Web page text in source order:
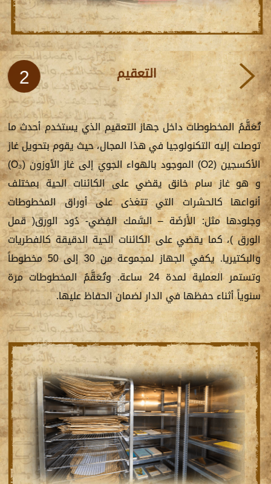
2 التعقيم
تُعَقَّمُ المخطوطات داخل جهاز التعقيم الذي يستخدم أحدث ما
توصلت إليه التكنولوجيا في هذا المجال، حيث يقوم بتحويل غاز
الأكسجين (O2) الموجود بالهواء الجوي إلى غاز الأوزون (O₃)
و هو غاز سام خانق يقضي على الكائنات الحية بمختلف
أنواعها كالحشرات التي تتغذى على أوراق المخطوطات
وجلودها مثل: الأَرَضَة – السَّمك الفِضي- دُود الورق( قمل
الورق )، كما يقضي على الكائنات الحية الدقيقة كالفطريات
والبكتيريا. يكفي الجهاز لمجموعة من 30 إلى 50 مخطوطاً
وتستمر العملية لمدة 24 ساعة. وتُعَقَّمُ المخطوطات مرة
سنوياً أثناء حفظها في الدار لضمان الحفاظ عليها.